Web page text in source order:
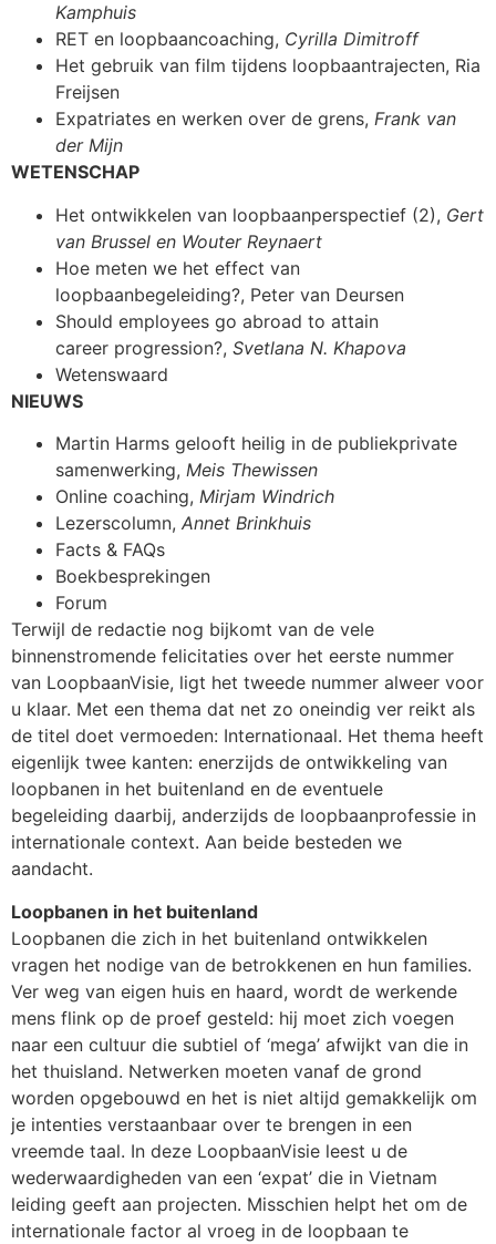
Kamphuis
RET en loopbaancoaching, Cyrilla Dimitroff
Het gebruik van film tijdens loopbaantrajecten, Ria
Freijsen
Expatriates en werken over de grens, Frank van
der Mijn
WETENSCHAP
Het ontwikkelen van loopbaanperspectief (2), Gert
van Brussel en Wouter Reynaert
Hoe meten we het effect van
loopbaanbegeleiding?, Peter van Deursen
Should employees go abroad to attain
career progression?, Svetlana N. Khapova
Wetenswaard
NIEUWS
Martin Harms gelooft heilig in de publiekprivate
samenwerking, Meis Thewissen
Online coaching, Mirjam Windrich
Lezerscolumn, Annet Brinkhuis
Facts & FAQs
Boekbesprekingen
Forum
Terwijl de redactie nog bijkomt van de vele
binnenstromende felicitaties over het eerste nummer
van LoopbaanVisie, ligt het tweede nummer alweer voor
u klaar. Met een thema dat net zo oneindig ver reikt als
de titel doet vermoeden: Internationaal. Het thema heeft
eigenlijk twee kanten: enerzijds de ontwikkeling van
loopbanen in het buitenland en de eventuele
begeleiding daarbij, anderzijds de loopbaanprofessie in
internationale context. Aan beide besteden we
aandacht.
Loopbanen in het buitenland
Loopbanen die zich in het buitenland ontwikkelen
vragen het nodige van de betrokkenen en hun families.
Ver weg van eigen huis en haard, wordt de werkende
mens flink op de proef gesteld: hij moet zich voegen
naar een cultuur die subtiel of ‘mega’ afwijkt van die in
het thuisland. Netwerken moeten vanaf de grond
worden opgebouwd en het is niet altijd gemakkelijk om
je intenties verstaanbaar over te brengen in een
vreemde taal. In deze LoopbaanVisie leest u de
wederwaardigheden van een ‘expat’ die in Vietnam
leiding geeft aan projecten. Misschien helpt het om de
internationale factor al vroeg in de loopbaan te